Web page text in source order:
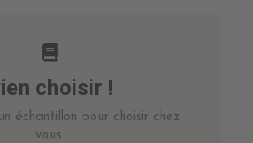
choisir !
échantillon pour choisir chez
vous.